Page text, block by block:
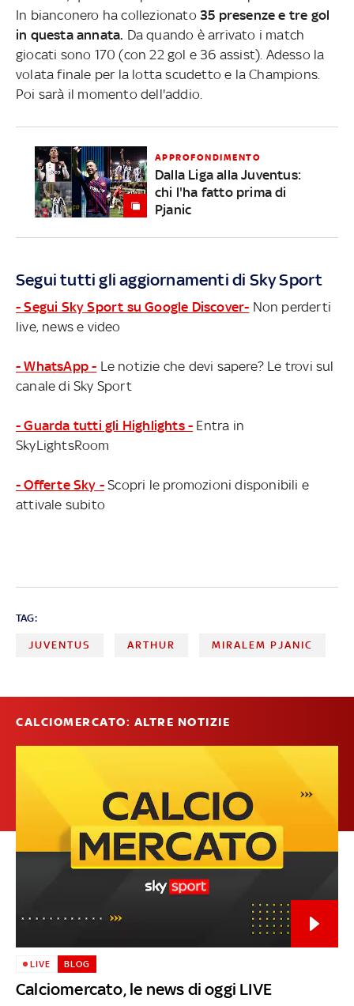
In bianconero ha collezionato 35 presenze e tre gol
in questa annata. Da quando è arrivato i match
giocati sono 170 (con 22 gol e 36 assist). Adesso la
volata finale per la lotta scudetto e la Champions.
Poi sarà il momento dell'addio.
APPROFONDIMENTO
Dalla Liga alla Juventus:
chi l'ha fatto prima di
Pjanic
Segui tutti gli aggiornamenti di Sky Sport
- Segui Sky Sport su Google Discover- Non perderti
live, news e video
- WhatsApp - Le notizie che devi sapere? Le trovi sul
canale di Sky Sport
- Guarda tutti gli Highlights - Entra in
SkyLightsRoom
- Offerte Sky - Scopri le promozioni disponibili e
attivale subito
TAG:
JUVENTUS ARTHUR MIRALEM PJANIC
CALCIOMERCATO: ALTRE NOTIZIE
Calciomercato, le news di oggi LIVE
LIVE BLOG